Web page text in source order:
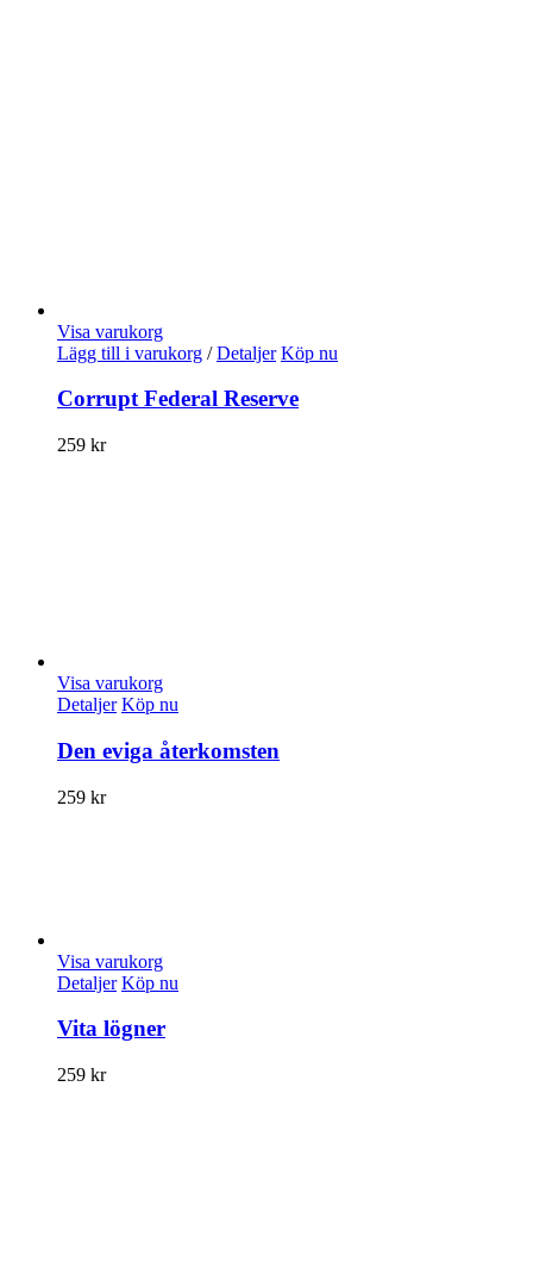
Visa varukorg
Lägg till i varukorg / Detaljer Köp nu
Corrupt Federal Reserve
259 kr
Visa varukorg
Detaljer Köp nu
Den eviga återkomsten
259 kr
Visa varukorg
Detaljer Köp nu
Vita lögner
259 kr